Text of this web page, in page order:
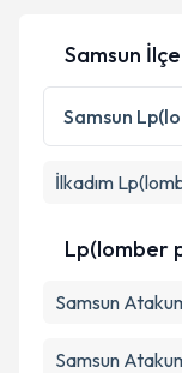
Kişisel
Metni'ni
Samsun
Samsun
İlkadım
Lp(lomber
Samsun
Samsun